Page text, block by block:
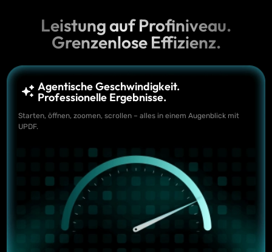
Leistung auf Profiniveau.
Grenzenlose Effizienz.
Agentische Geschwindigkeit.
Professionelle Ergebnisse.
Starten, öffnen, zoomen, scrollen – alles in einem Augenblick mit
UPDF.